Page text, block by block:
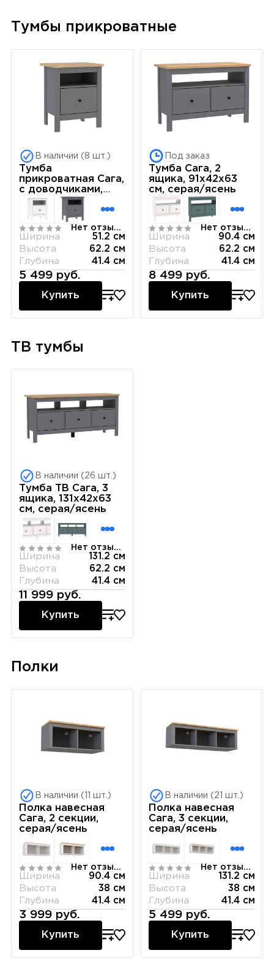
Тумбы прикроватные
В наличии (8 шт.)
Тумба
прикроватная Сага,
с доводчиками,
51х41х62 см,
серая/ясень
Нет отзывов
Ширина
51.2 см
Высота
62.2 см
Глубина
41.4 см
5 499 руб.
Купить
Под заказ
Тумба Сага, 2
ящика, 91х42х63
см, серая/ясень
Нет отзывов
Ширина
90.4 см
Высота
62.2 см
Глубина
41.4 см
8 499 руб.
Купить
ТВ тумбы
В наличии (26 шт.)
Тумба ТВ Сага, 3
ящика, 131х42х63
см, серая/ясень
Нет отзывов
Ширина
131.2 см
Высота
62.2 см
Глубина
41.4 см
11 999 руб.
Купить
Полки
В наличии (11 шт.)
Полка навесная
Сага, 2 секции,
серая/ясень
Нет отзывов
Ширина
90.4 см
Высота
38 см
Глубина
41.4 см
3 999 руб.
Купить
В наличии (21 шт.)
Полка навесная
Сага, 3 секции,
серая/ясень
Нет отзывов
Ширина
131.2 см
Высота
38 см
Глубина
41.4 см
5 499 руб.
Купить